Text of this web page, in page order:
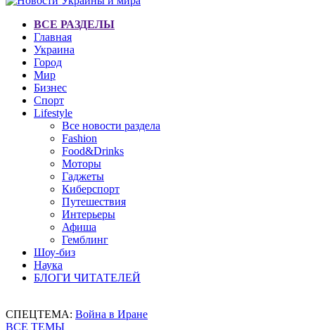
ВСЕ РАЗДЕЛЫ
Главная
Украина
Город
Мир
Бизнес
Спорт
Lifestyle
Все новости раздела
Fashion
Food&Drinks
Моторы
Гаджеты
Киберспорт
Путешествия
Интерьеры
Афиша
Гемблинг
Шоу-биз
Наука
БЛОГИ ЧИТАТЕЛЕЙ
СПЕЦТЕМА: Война в Иране
ВСЕ ТЕМЫ